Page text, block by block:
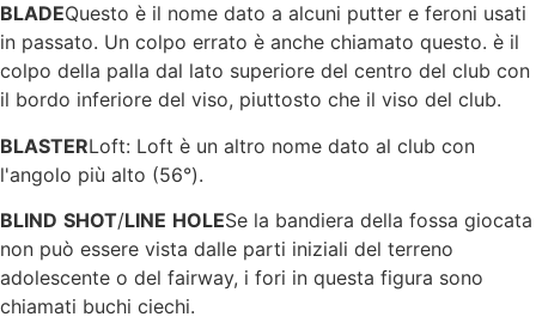
BLADEQuesto è il nome dato a alcuni putter e feroni usati
in passato. Un colpo errato è anche chiamato questo. è il
colpo della palla dal lato superiore del centro del club con
il bordo inferiore del viso, piuttosto che il viso del club.
BLASTERLoft: Loft è un altro nome dato al club con
l'angolo più alto (56°).
BLIND SHOT/LINE HOLESe la bandiera della fossa giocata
non può essere vista dalle parti iniziali del terreno
adolescente o del fairway, i fori in questa figura sono
chiamati buchi ciechi.